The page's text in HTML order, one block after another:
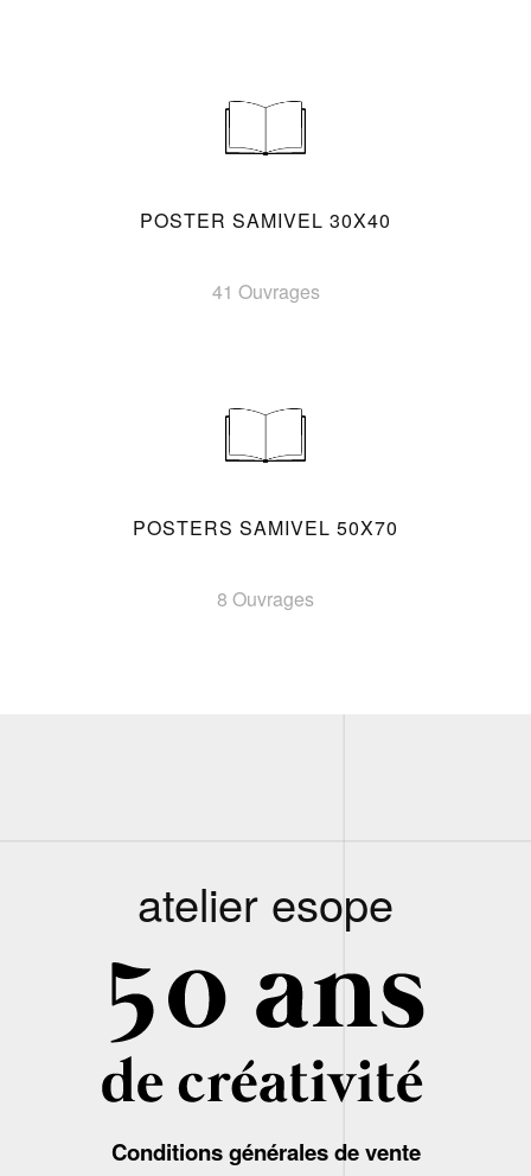
POSTER SAMIVEL 30X40
41 Ouvrages
POSTERS SAMIVEL 50X70
8 Ouvrages
atelier esope
Conditions générales de vente